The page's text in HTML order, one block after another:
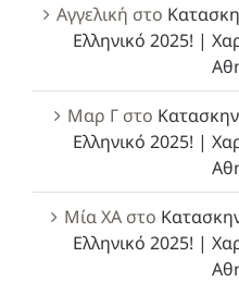
Αγγελική στο
Ελληνικό 2025! |
Μαρ Γστο
Ελληνικό 2025! |
Μία ΧΑστο
Ελληνικό 2025! |